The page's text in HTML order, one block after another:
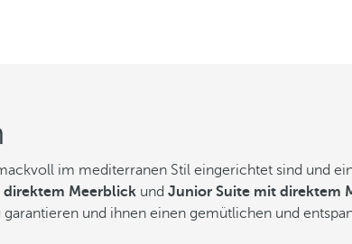
im mediterranen Stil eingerichtet sind und
Meerblick und Junior Suite mit direktem
und ihnen einen gemütlichen und